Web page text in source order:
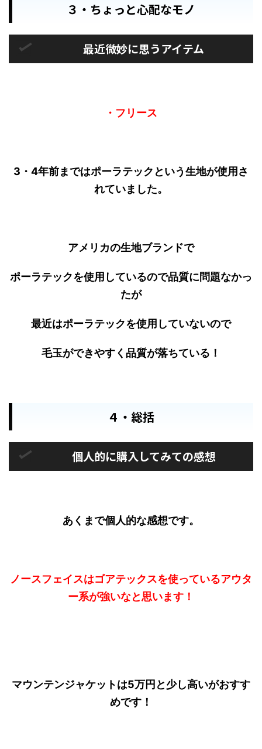
３・ちょっと心配なモノ
最近微妙に思うアイテム
・フリース
3・4年前まではポーラテックという生地が使用さ
れていました。
アメリカの生地ブランドで
ポーラテックを使用しているので品質に問題なかっ
たが
最近はポーラテックを使用していないので
毛玉ができやすく品質が落ちている！
４・総括
個人的に購入してみての感想
あくまで個人的な感想です。
ノースフェイスはゴアテックスを使っているアウタ
ー系が強いなと思います！
マウンテンジャケットは5万円と少し高いがおすす
めです！